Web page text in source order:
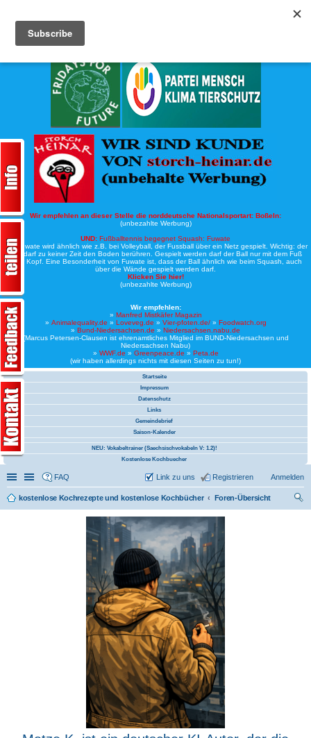
Wir empfehlen an dieser Stelle die norddeutsche Nationalsportart: Boßeln:
(unbezahlte Werbung)
UND: Fußballtennis begegnet Squash: Fuwate
Bei Fuwate wird ähnlich wie z.B. bei Volleyball, der Fussball über ein Netz gespielt. Wichtig: der
Ball darf zu keiner Zeit den Boden berühren. Gespielt werden darf der Ball nur mit dem Fuß
oder Kopf. Eine Besonderheit von Fuwate ist, dass der Ball ähnlich wie beim Squash, auch
über die Wände gespielt werden darf.
Klicken Sie hier!
(unbezahlte Werbung)
Wir empfehlen:
» Manfred Mistkäfer Magazin
» Animalequality.de » Loveveg.de » Vier-pfoten.de/» Foodwatch.org
» Bund-Niedersachsen.de » Niedersachsen.nabu.de
(Marcus Petersen-Clausen ist ehrenamtliches Mitglied im BUND-Niedersachsen und
Niedersachsen Nabu)
» WWF.de » Greenpeace.de » Peta.de
(wir haben allerdings nichts mit diesen Seiten zu tun!)
Startseite
Impressum
Datenschutz
Links
Gemeindebrief
Saison-Kalender
NEU: Vokabeltrainer (Saechsischvokabeln V: 1.2)!
Kostenlose Kochbuecher
Schnellzugriff
Linkliste
FAQ Anmelden
Registrieren
Link zu uns
kostenlose Kochrezepte und kostenlose Kochbücher
Foren-Übersicht